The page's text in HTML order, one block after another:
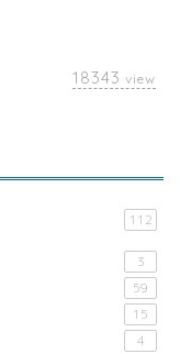
18343 view
112
3
59
15
4